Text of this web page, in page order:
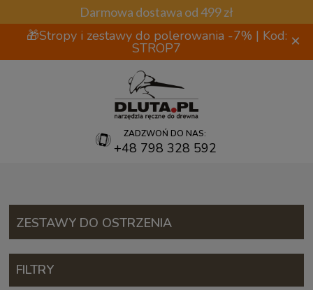
Darmowa dostawa od 499 zł
🎁Stropy i zestawy do polerowania -7% | Kod:
STROP7 ×
ZADZWOŃ DO NAS:
+48 798 328 592
ZESTAWY DO OSTRZENIA
FILTRY